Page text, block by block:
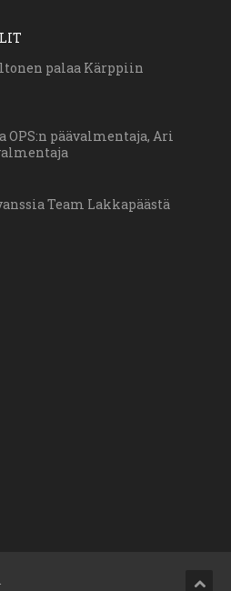
palaa Kärppiin
OPS:n päävalmentaja, Ari
Team Lakkapäästä
.